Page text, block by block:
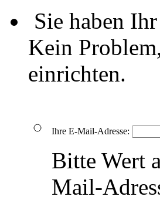
Sie haben
Kein
einrichten.
Ihre E-Mail-Adresse:
Bitte Wert
Mail-